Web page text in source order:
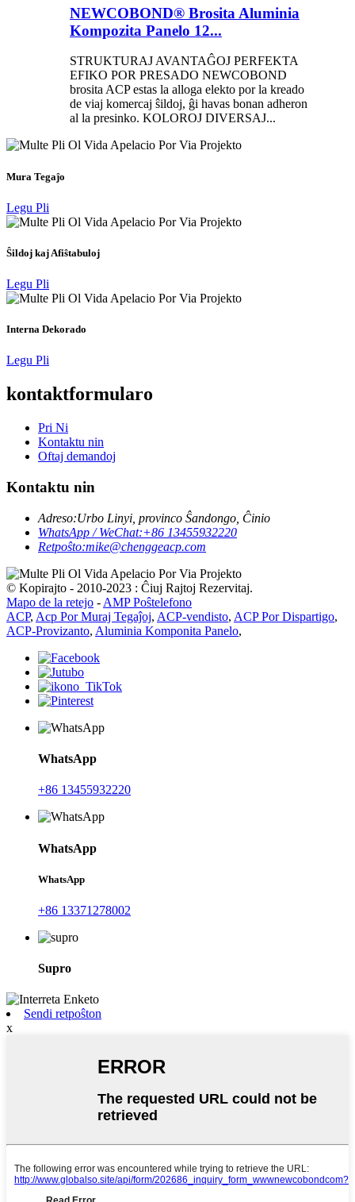
NEWCOBOND® Brosita Aluminia
Kompozita Panelo 12...
STRUKTURAJ AVANTAĜOJ PERFEKTA
EFIKO POR PRESADO NEWCOBOND
brosita ACP estas la alloga elekto por la kreado
de viaj komercaj ŝildoj, ĝi havas bonan adheron
al la presinko. KOLOROJ DIVERSAJ...
Mura Tegaĵo
Legu Pli
Ŝildoj kaj Afiŝtabuloj
Legu Pli
Interna Dekorado
Legu Pli
kontaktformularo
Pri Ni
Kontaktu nin
Oftaj demandoj
Kontaktu nin
Adreso:Urbo Linyi, provinco Ŝandongo, Ĉinio
WhatsApp / WeChat:+86 13455932220
Retpoŝto:mike@chenggeacp.com
© Kopirajto - 2010-2023 : Ĉiuj Rajtoj Rezervitaj.
Mapo de la retejo - AMP Poŝtelefono
ACP, Acp Por Muraj Tegaĵoj, ACP-vendisto, ACP Por Dispartigo,
ACP-Provizanto, Aluminia Komponita Panelo,
WhatsApp
+86 13455932220
WhatsApp
WhatsApp
+86 13371278002
Supro
Sendi retpoŝton
x